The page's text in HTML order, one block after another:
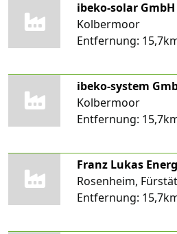
ibeko-solar GmbH
Kolbermoor
Entfernung:
ibeko-system
Kolbermoor
Entfernung:
Franz Lukas
Rosenheim,
Entfernung: